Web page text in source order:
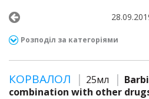
Розподіл за категоріями
КОРВАЛОЛ 25мл
combination with other